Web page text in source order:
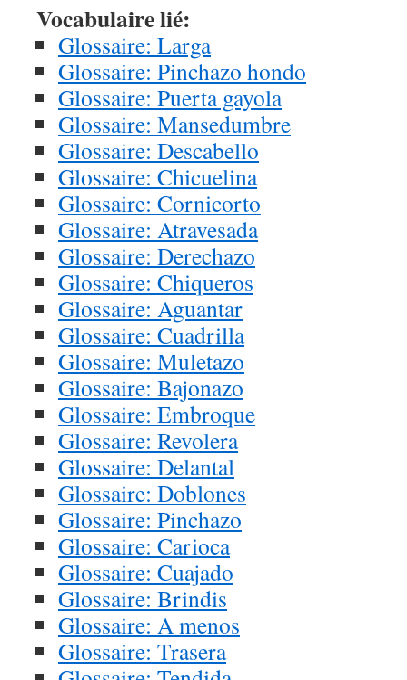
Vocabulaire lié:
Glossaire: Larga
Glossaire: Pinchazo hondo
Glossaire: Puerta gayola
Glossaire: Mansedumbre
Glossaire: Descabello
Glossaire: Chicuelina
Glossaire: Cornicorto
Glossaire: Atravesada
Glossaire: Derechazo
Glossaire: Chiqueros
Glossaire: Aguantar
Glossaire: Cuadrilla
Glossaire: Muletazo
Glossaire: Bajonazo
Glossaire: Embroque
Glossaire: Revolera
Glossaire: Delantal
Glossaire: Doblones
Glossaire: Pinchazo
Glossaire: Carioca
Glossaire: Cuajado
Glossaire: Brindis
Glossaire: A menos
Glossaire: Trasera